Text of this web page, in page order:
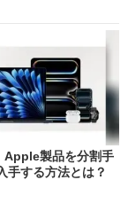
Apple製品を分割手
手する方法とは？